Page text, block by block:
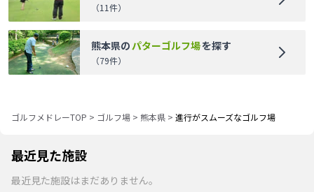
（11件）
熊本県の パターゴルフ場を探す
（79件）
ゴルフメドレーTOP > ゴルフ場 > 熊本県 > 進行がスムーズなゴルフ場
最近見た施設
最近見た施設はまだありません。